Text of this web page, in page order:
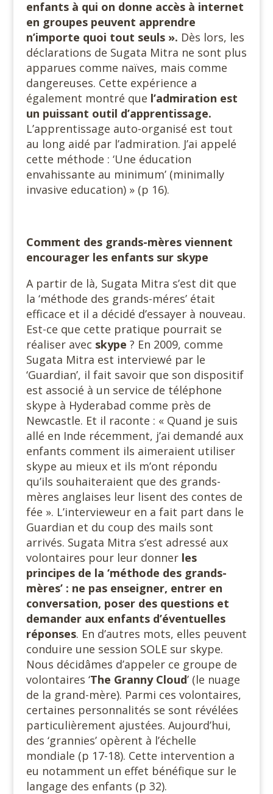
enfants à qui on donne accès à internet
en groupes peuvent apprendre
n’importe quoi tout seuls ». Dès lors, les
déclarations de Sugata Mitra ne sont plus
apparues comme naïves, mais comme
dangereuses. Cette expérience a
également montré que l’admiration est
un puissant outil d’apprentissage.
L’apprentissage auto-organisé est tout
au long aidé par l’admiration. J’ai appelé
cette méthode : ‘Une éducation
envahissante au minimum’ (minimally
invasive education) » (p 16).
Comment des grands-mères viennent
encourager les enfants sur skype
A partir de là, Sugata Mitra s’est dit que
la ‘méthode des grands-méres’ était
efficace et il a décidé d’essayer à nouveau.
Est-ce que cette pratique pourrait se
réaliser avec skype ? En 2009, comme
Sugata Mitra est interviewé par le
‘Guardian’, il fait savoir que son dispositif
est associé à un service de téléphone
skype à Hyderabad comme près de
Newcastle. Et il raconte : « Quand je suis
allé en Inde récemment, j’ai demandé aux
enfants comment ils aimeraient utiliser
skype au mieux et ils m’ont répondu
qu’ils souhaiteraient que des grands-
mères anglaises leur lisent des contes de
fée ». L’intervieweur en a fait part dans le
Guardian et du coup des mails sont
arrivés. Sugata Mitra s’est adressé aux
volontaires pour leur donner les
principes de la ‘méthode des grands-
mères’ : ne pas enseigner, entrer en
conversation, poser des questions et
demander aux enfants d’éventuelles
réponses. En d’autres mots, elles peuvent
conduire une session SOLE sur skype.
Nous décidâmes d’appeler ce groupe de
volontaires ‘The Granny Cloud’ (le nuage
de la grand-mère). Parmi ces volontaires,
certaines personnalités se sont révélées
particulièrement ajustées. Aujourd’hui,
des ‘grannies’ opèrent à l’échelle
mondiale (p 17-18). Cette intervention a
eu notamment un effet bénéfique sur le
langage des enfants (p 32).